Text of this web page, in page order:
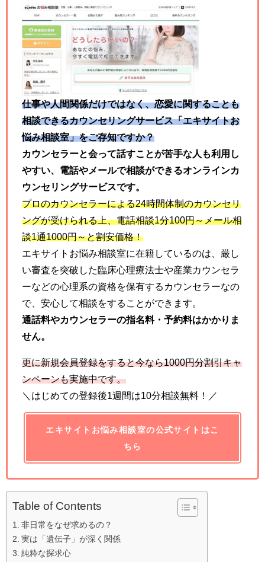
仕事や人間関係だけではなく、恋愛に関することも
相談できるカウンセリングサービス「エキサイトお
悩み相談室」をご存知ですか？
カウンセラーと会って話すことが苦手な人も利用し
やすい、電話やメールで相談ができるオンラインカ
ウンセリングサービスです。
プロのカウンセラーによる24時間体制のカウンセリ
ングが受けられる上、電話相談1分100円～メール相
談1通1000円～と割安価格！
エキサイトお悩み相談室に在籍しているのは、厳し
い審査を突破した臨床心理療法士や産業カウンセラ
ーなどの心理系の資格を保有するカウンセラーなの
で、安心して相談をすることができます。
通話料やカウンセラーの指名料・予約料はかかりま
せん。
更に新規会員登録をすると今なら1000円分割引キャ
ンペーンも実施中です。
＼はじめての登録後1週間は10分相談無料！／
エキサイトお悩み相談室の公式サイトはこ
ちら
Table of Contents
非日常をなぜ求めるの？
実は「遺伝子」が深く関係
純粋な探求心